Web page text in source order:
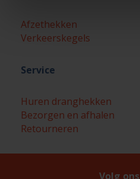
Afzethekken
Verkeerskegels
Service
Huren dranghekken
Bezorgen en afhalen
Retourneren
Volg ons